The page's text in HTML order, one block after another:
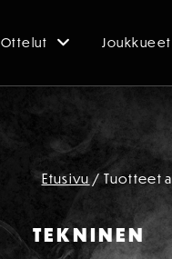
Ottelut Joukkueet
Etusivu/ Tuotteet
TEKNINEN